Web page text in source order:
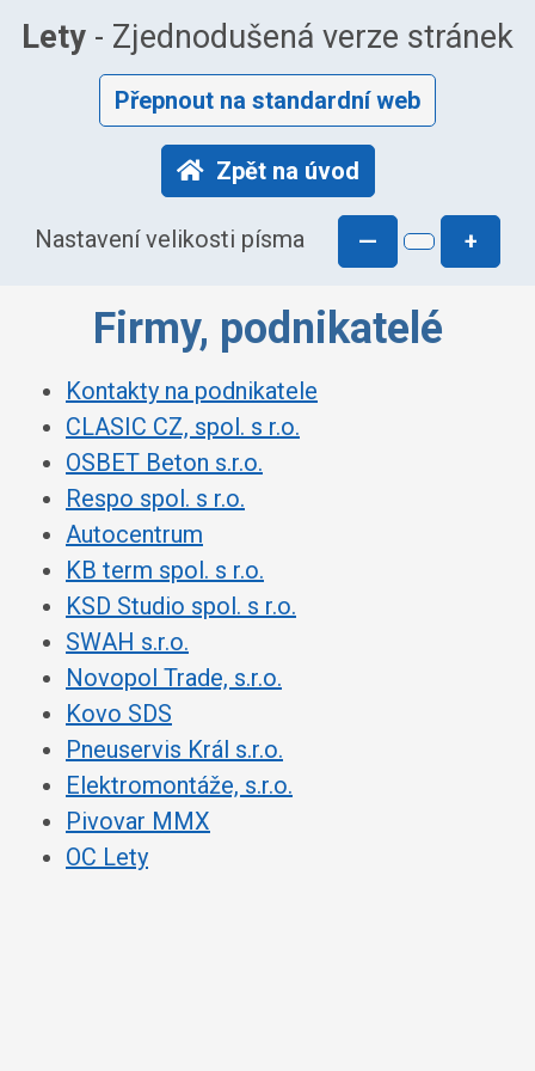
Lety - Zjednodušená verze stránek
Přepnout na standardní web
Zpět na úvod
Nastavení velikosti písma — +
Firmy, podnikatelé
Kontakty na podnikatele
CLASIC CZ, spol. s r.o.
OSBET Beton s.r.o.
Respo spol. s r.o.
Autocentrum
KB term spol. s r.o.
KSD Studio spol. s r.o.
SWAH s.r.o.
Novopol Trade, s.r.o.
Kovo SDS
Pneuservis Král s.r.o.
Elektromontáže, s.r.o.
Pivovar MMX
OC Lety